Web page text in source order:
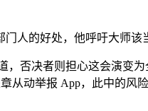
的好处，他呼吁大师该
决者则担心这会演变为
从动举报 App，此中的